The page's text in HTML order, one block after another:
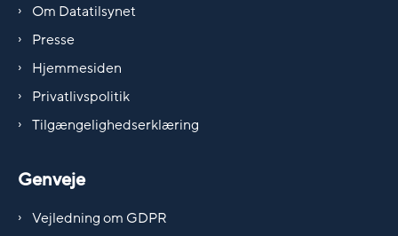
Om Datatilsynet
Presse
Hjemmesiden
Privatlivspolitik
Tilgængelighedserklæring
Genveje
Vejledning om GDPR